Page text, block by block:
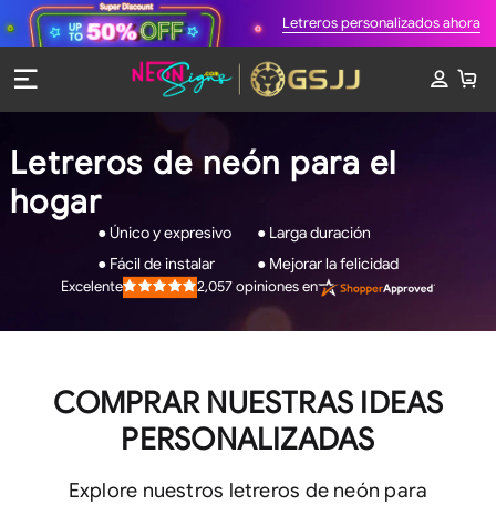
Letreros personalizados ahora
Letreros de neón para el
hogar
● Único y expresivo
● Larga duración
● Fácil de instalar
● Mejorar la felicidad
Calificado
5
Excelente 2,057 opiniones en
COMPRAR NUESTRAS IDEAS
PERSONALIZADAS
Explore nuestros letreros de neón para